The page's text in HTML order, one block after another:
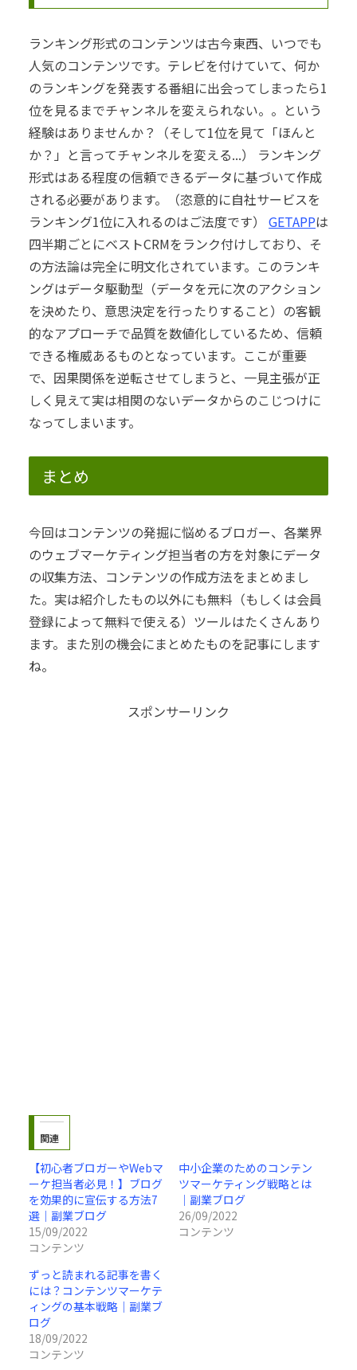
ランキング形式のコンテンツは古今東西、いつでも
人気のコンテンツです。 テレビを付けていて、何か
のランキングを発表する番組に出会ってしまったら1
位を見るまでチャンネルを変えられない。。という
経験はありませんか？（そして1位を見て「ほんと
か？」と言ってチャンネルを変える...）
ランキング
形式はある程度の信頼できるデータに基づいて作成
される必要があります。
（恣意的に自社サービスを
ランキング1位に入れるのはご法度です）
GETAPPは
四半期ごとにベストCRMをランク付けしており、そ
の方法論は完全に明文化されています。 このランキ
ングはデータ駆動型（データを元に次のアクション
を決めたり、意思決定を行ったりすること）の客観
的なアプローチで品質を数値化しているため、信頼
できる権威あるものとなっています。 ここが重要
で、因果関係を逆転させてしまうと、一見主張が正
しく見えて実は相関のないデータからのこじつけに
なってしまいます。
まとめ
今回はコンテンツの発掘に悩めるブロガー、各業界
のウェブマーケティング担当者の方を対象にデータ
の収集方法、コンテンツの作成方法をまとめまし
た。 実は紹介したもの以外にも無料（もしくは会員
登録によって無料で使える）ツールはたくさんあり
ます。また別の機会にまとめたものを記事にします
ね。
スポンサーリンク
関連
【初心者ブロガーやWebマ
ーケ担当者必見！】ブログ
を効果的に宣伝する方法7
選｜副業ブログ
15/09/2022
コンテンツ
中小企業のためのコンテン
ツマーケティング戦略とは
｜副業ブログ
26/09/2022
コンテンツ
ずっと読まれる記事を書く
には？コンテンツマーケテ
ィングの基本戦略｜副業ブ
ログ
18/09/2022
コンテンツ